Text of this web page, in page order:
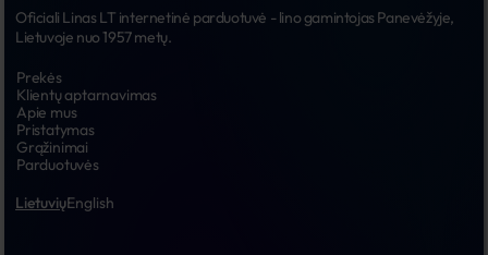
Oficiali Linas LT internetinė parduotuvė - lino gamintojas Panevėžyje,
Lietuvoje nuo 1957 metų.
Prekės
Klientų aptarnavimas
Apie mus
Pristatymas
Grąžinimai
Parduotuvės
LietuviųEnglish